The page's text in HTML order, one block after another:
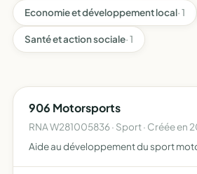
Economie et développement local· 1
Santé et action sociale· 1
906 Motorsports
RNA W281005836 · Sport · Créée en
Aide au développement du sport